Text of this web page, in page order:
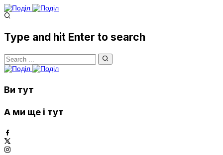
Type and hit Enter to search
Ви тут
А ми ще і тут